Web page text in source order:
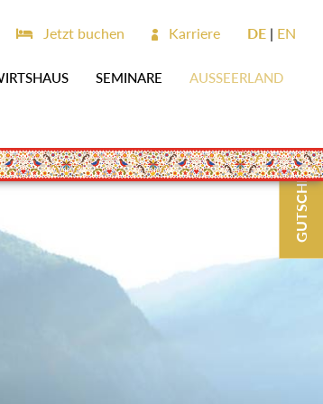
SEMINARE AUSSEERLAND
Jetzt buchen Karriere DE EN
GUTSCHEINE